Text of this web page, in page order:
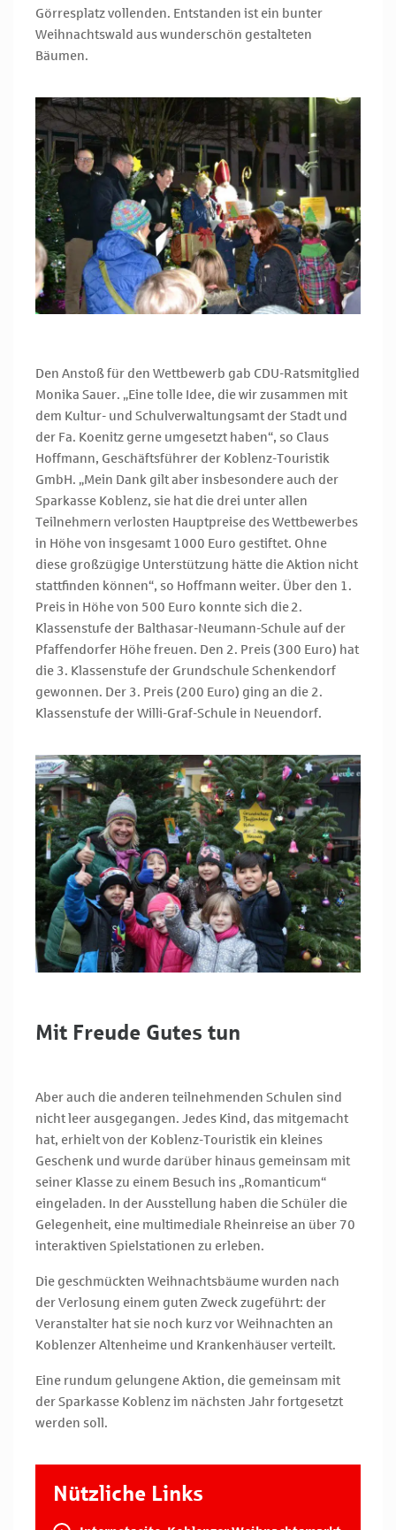
Görresplatz vollenden. Entstanden ist ein bunter
Weihnachtswald aus wunderschön gestalteten
Bäumen.
Den Anstoß für den Wettbewerb gab CDU-Ratsmitglied
Monika Sauer. „Eine tolle Idee, die wir zusammen mit
dem Kultur- und Schulverwaltungsamt der Stadt und
der Fa. Koenitz gerne umgesetzt haben“, so Claus
Hoffmann, Geschäftsführer der Koblenz-Touristik
GmbH. „Mein Dank gilt aber insbesondere auch der
Sparkasse Koblenz, sie hat die drei unter allen
Teilnehmern verlosten Hauptpreise des Wettbewerbes
in Höhe von insgesamt 1000 Euro gestiftet. Ohne
diese großzügige Unterstützung hätte die Aktion nicht
stattfinden können“, so Hoffmann weiter. Über den 1.
Preis in Höhe von 500 Euro konnte sich die 2.
Klassenstufe der Balthasar-Neumann-Schule auf der
Pfaffendorfer Höhe freuen. Den 2. Preis (300 Euro) hat
die 3. Klassenstufe der Grundschule Schenkendorf
gewonnen. Der 3. Preis (200 Euro) ging an die 2.
Klassenstufe der Willi-Graf-Schule in Neuendorf.
Mit Freude Gutes tun
Aber auch die anderen teilnehmenden Schulen sind
nicht leer ausgegangen. Jedes Kind, das mitgemacht
hat, erhielt von der Koblenz-Touristik ein kleines
Geschenk und wurde darüber hinaus gemeinsam mit
seiner Klasse zu einem Besuch ins „Romanticum“
eingeladen. In der Ausstellung haben die Schüler die
Gelegenheit, eine multimediale Rheinreise an über 70
interaktiven Spielstationen zu erleben.
Die geschmückten Weihnachtsbäume wurden nach
der Verlosung einem guten Zweck zugeführt: der
Veranstalter hat sie noch kurz vor Weihnachten an
Koblenzer Altenheime und Krankenhäuser verteilt.
Eine rundum gelungene Aktion, die gemeinsam mit
der Sparkasse Koblenz im nächsten Jahr fortgesetzt
werden soll.
Nützliche Links